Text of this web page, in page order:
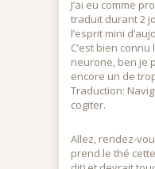
J’ai eu comme
traduit durant 2
l’esprit mini
C’est bien
neurone, ben je
encore un de
Traduction:
cogiter.
Allez, rendez-
prend le thé